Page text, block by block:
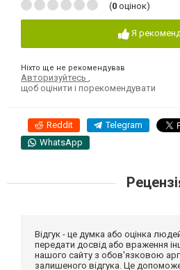
(0 оцінок)
Я
Ніхто ще не рекомендував
Авторизуйтесь
щоб оцінити і порекомендувати
Reddit Telegram
WhatsApp
Відгук - це думка або оцінка
передати досвід або враження
нашого сайту з обов'язковою
залишеного відгука. Це